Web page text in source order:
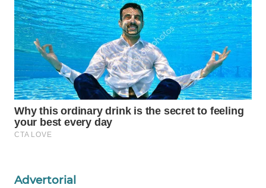
Advertorial
WAHANA
KONSUMEN
WAHANA
LISTRIK
WAHANA
TRAVEL